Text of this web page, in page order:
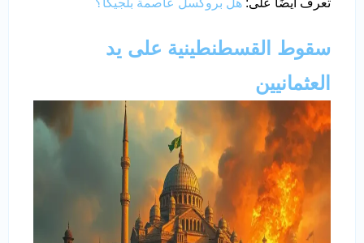
سقوط القسطنطينية على يد
العثمانيين